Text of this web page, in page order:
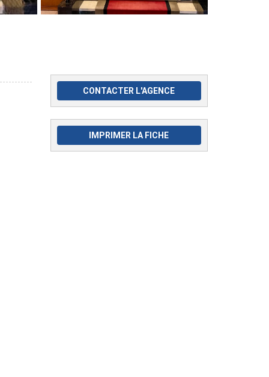
CONTACTER L'AGENCE
IMPRIMER LA FICHE